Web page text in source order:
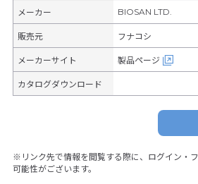
メーカー BIOSAN LTD.
販売元 フナコシ
メーカーサイト 製品ページ
カタログダウンロード
※リンク先で情報を閲覧する際に、ログイン・
可能性がございます。